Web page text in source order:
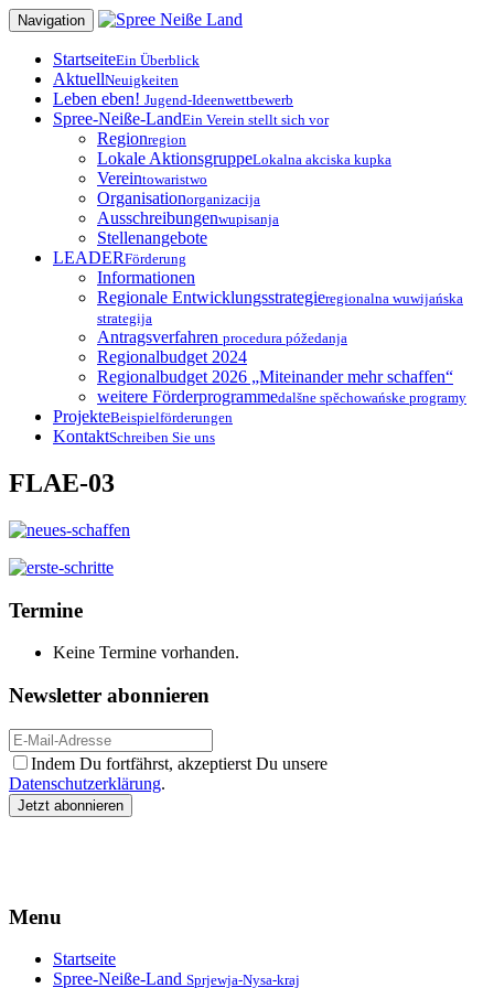
Zum
Inhalt
springen
Navigation
StartseiteEin Überblick
AktuellNeuigkeiten
Leben eben! Jugend-Ideenwettbewerb
Spree-Neiße-LandEin Verein stellt sich vor
Regionregion
Lokale AktionsgruppeLokalna akciska kupka
Vereintowaristwo
Organisationorganizacija
Ausschreibungenwupisanja
Stellenangebote
LEADERFörderung
Informationen
Regionale Entwicklungsstrategieregionalna wuwijańska
strategija
Antragsverfahren procedura póžedanja
Regionalbudget 2024
Regionalbudget 2026 „Miteinander mehr schaffen“
weitere Förderprogrammedalšne spěchowańske programy
ProjekteBeispielförderungen
KontaktSchreiben Sie uns
FLAE-03
Termine
Keine Termine vorhanden.
Newsletter abonnieren
Indem Du fortfährst, akzeptierst Du unsere
Datenschutzerklärung.
Menu
Startseite
Spree-Neiße-Land Sprjewja-Nysa-kraj